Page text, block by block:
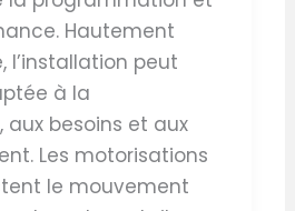
Hautement
l’installation peut
à la
besoins et aux
Les motorisations
le mouvement